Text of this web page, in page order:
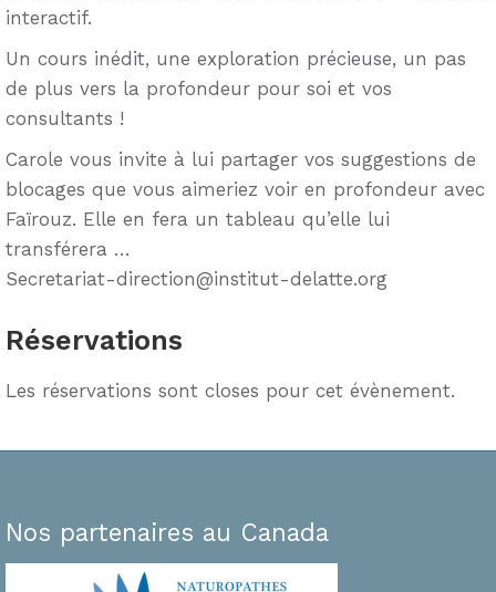
interactif.
Un cours inédit, une exploration précieuse, un pas
de plus vers la profondeur pour soi et vos
consultants !
Carole vous invite à lui partager vos suggestions de
blocages que vous aimeriez voir en profondeur avec
Faïrouz. Elle en fera un tableau qu’elle lui
transférera …
Secretariat-direction@institut-delatte.org
Réservations
Les réservations sont closes pour cet évènement.
Nos partenaires au Canada